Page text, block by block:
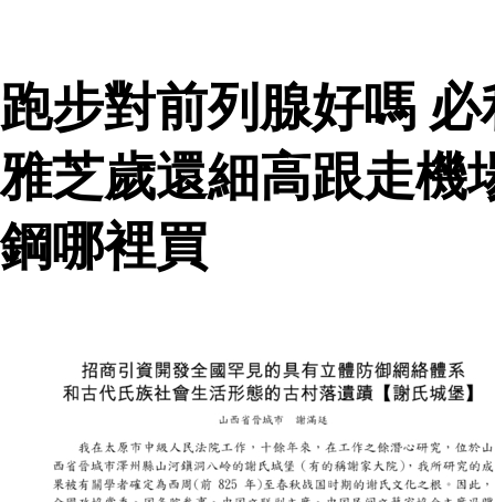
跑步對前列腺好嗎
雅芝歲還細高跟走機
鋼哪裡買